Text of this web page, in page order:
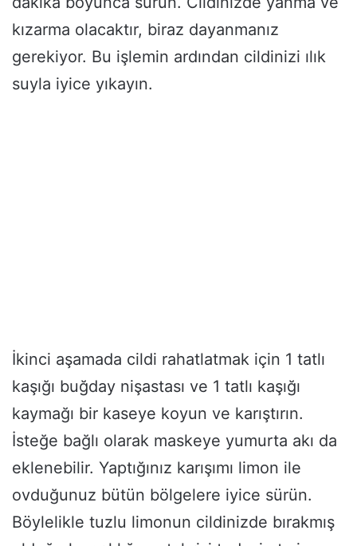
kızarma olacaktır, biraz dayanmanız
gerekiyor. Bu işlemin ardından cildinizi ılık
suyla iyice yıkayın.
İkinci aşamada cildi rahatlatmak için 1 tatlı
kaşığı buğday nişastası ve 1 tatlı kaşığı
kaymağı bir kaseye koyun ve karıştırın.
İsteğe bağlı olarak maskeye yumurta akı da
eklenebilir. Yaptığınız karışımı limon ile
ovduğunuz bütün bölgelere iyice sürün.
Böylelikle tuzlu limonun cildinizde bırakmış